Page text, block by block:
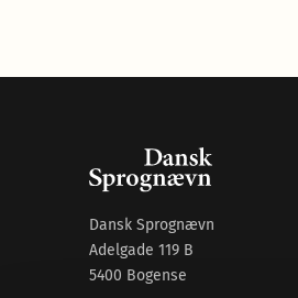
Dansk Sprognævn
Adelgade 119 B
5400 Bogense